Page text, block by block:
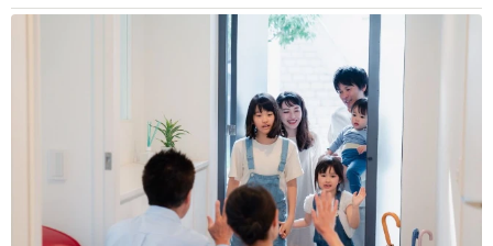
①枯葉
③Sermonette（Cannonball Adderley）
pic.twitter.com/xpjRMFbwFa
— 町不動産 (@machirealestate)November 7, 2023
ストリートピアノで「星に願いを」🎹（3分あります）